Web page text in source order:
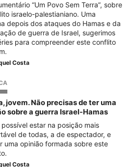
“Um Povo Sem Terra”, sobre
israelo-palestianiano. Uma
depois dos ataques do Hamas e da
de guerra de Israel, sugerimos
para compreender este conflito
Costa
jovem. Não precisas de ter uma
sobre a guerra Israel-Hamas
possível estar na posição mais
de todas, a de espectador, e
uma opinião formada sobre este
Costa